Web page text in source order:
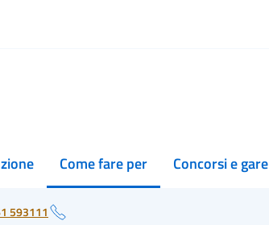
Come fare per Concorsi e gare
593111